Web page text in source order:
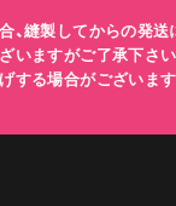
、縫製してからの発
いますがご了承下さ
する場合がございます